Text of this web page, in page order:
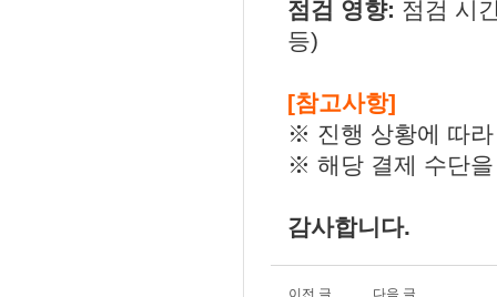
점검 영향: 점검 시
등)
[참고사항]
※ 진행 상황에 따
※ 해당 결제 수단
감사합니다.
이전 글 다음 글